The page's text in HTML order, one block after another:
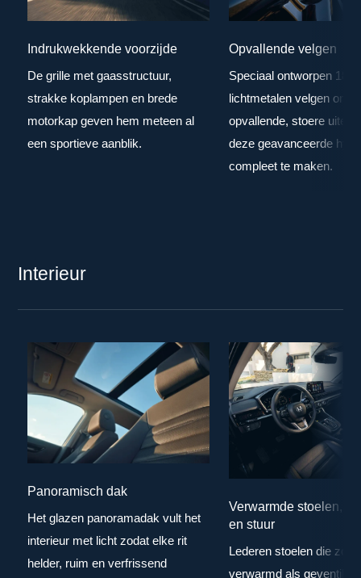
Indrukwekkende voorzijde
De grille met gaasstructuur,
strakke koplampen en brede
motorkap geven hem meteen al
een sportieve aanblik.
Opvallende velgen
Speciaal ontworpen 18”
lichtmetalen velgen om
opvallende, stoere
deze geavanceerde
compleet te maken.
Interieur
Panoramisch dak
Het glazen panoramadak vult het
interieur met licht zodat elke rit
helder, ruim en verfrissend
Verwarmde stoelen,
en stuur
Lederen stoelen die
verwarmd als